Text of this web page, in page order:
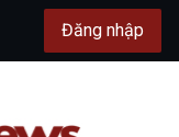
Đăng nhập